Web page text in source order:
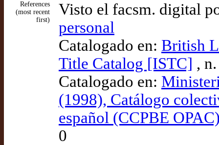
References
(most recent
first)
Visto el facsm. digital
personal
Catalogado en: British
Title Catalog [ISTC] ,
Catalogado en:
(1998), Catálogo
español (CCPBE
0